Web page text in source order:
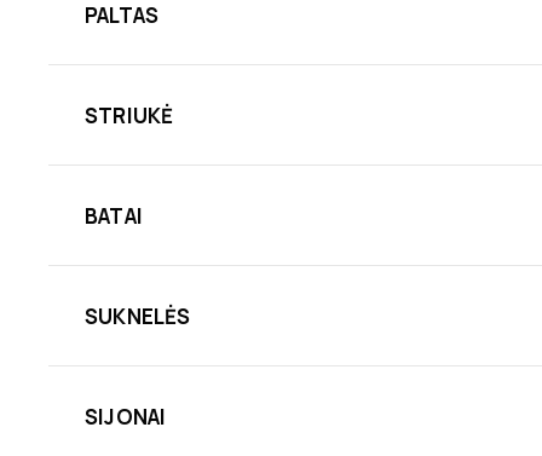
PALTAS
STRIUKĖ
BATAI
SUKNELĖS
SIJONAI